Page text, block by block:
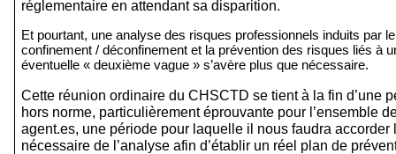
réglementaire en attendant sa disparition.
Et pourtant, une analyse des risques professionnels induits par le
confinement / déconfinement et la prévention des risques liés à
éventuelle « deuxième vague » s’avère plus que nécessaire.
Cette réunion ordinaire du CHSCTD se tient à la fin d’une
hors norme, particulièrement éprouvante pour l’ensemble
agent.es, une période pour laquelle il nous faudra accorder
nécessaire de l’analyse afin d’établir un réel plan de